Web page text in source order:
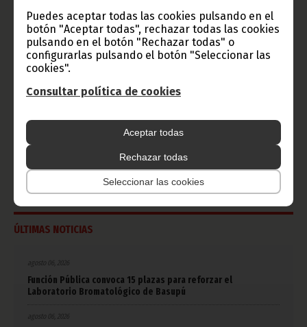
Puedes aceptar todas las cookies pulsando en el
botón "Aceptar todas", rechazar todas las cookies
pulsando en el botón "Rechazar todas" o
configurarlas pulsando el botón "Seleccionar las
cookies".
Consultar política de cookies
Aceptar todas
Rechazar todas
Seleccionar las cookies
CATEGORÍAS
Noticias Gobierno
Presidencia
África
Deportes Vicepresidencia
Economía
CongresoPDGE Bielorrusia
Consejo de la república CAN 2025 Defensor del pueblo
ÚLTIMAS NOTICIAS
agosto 06, 2026
Función Pública convoca 15 plazas para reforzar el
Laboratorio Bromatológico de Basupú
agosto 06, 2026